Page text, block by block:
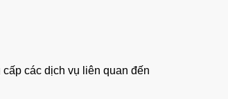
các dịch vụ liên quan đến